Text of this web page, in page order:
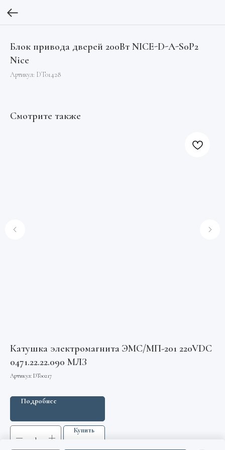
Блок привода дверей 200Вт NICE-D-A-S0P2
Nice
Артикул: DT01428
Смотрите также
Катушка электромагнита ЭМС/МП-201 220VDC
0471.22.22.090 МЛЗ
Артикул: DT00217
Подробнее
Купить